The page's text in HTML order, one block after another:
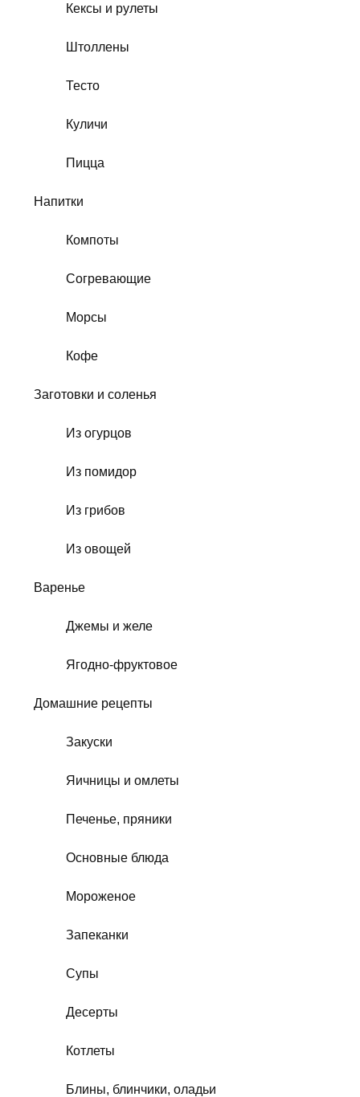
Кексы и рулеты
Штоллены
Тесто
Куличи
Пицца
Напитки
Компоты
Согревающие
Морсы
Кофе
Заготовки и соленья
Из огурцов
Из помидор
Из грибов
Из овощей
Варенье
Джемы и желе
Ягодно-фруктовое
Домашние рецепты
Закуски
Яичницы и омлеты
Печенье, пряники
Основные блюда
Мороженое
Запеканки
Супы
Десерты
Котлеты
Блины, блинчики, оладьи